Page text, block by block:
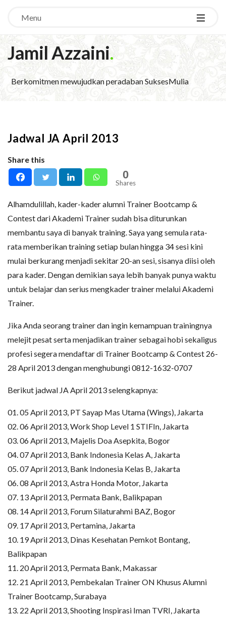
Menu
Jamil Azzaini.
Berkomitmen mewujudkan peradaban SuksesMulia
Jadwal JA April 2013
Share this
0
Shares
Alhamdulillah, kader-kader alumni Trainer Bootcamp &
Contest dari Akademi Trainer sudah bisa diturunkan
membantu saya di banyak training. Saya yang semula rata-
rata memberikan training setiap bulan hingga 34 sesi kini
mulai berkurang menjadi sekitar 20-an sesi, sisanya diisi oleh
para kader. Dengan demikian saya lebih banyak punya waktu
untuk belajar dan serius mengkader trainer melalui Akademi
Trainer.
Jika Anda seorang trainer dan ingin kemampuan trainingnya
melejit pesat serta menjadikan trainer sebagai hobi sekaligus
profesi segera mendaftar di Trainer Bootcamp & Contest 26-
28 April 2013 dengan menghubungi 0812-1632-0707
Berikut jadwal JA April 2013 selengkapnya:
01. 05 April 2013, PT Sayap Mas Utama (Wings), Jakarta
02. 06 April 2013, Work Shop Level 1 STIFIn, Jakarta
03. 06 April 2013, Majelis Doa Asepkita, Bogor
04. 07 April 2013, Bank Indonesia Kelas A, Jakarta
05. 07 April 2013, Bank Indonesia Kelas B, Jakarta
06. 08 April 2013, Astra Honda Motor, Jakarta
07. 13 April 2013, Permata Bank, Balikpapan
08. 14 April 2013, Forum Silaturahmi BAZ, Bogor
09. 17 April 2013, Pertamina, Jakarta
10. 19 April 2013, Dinas Kesehatan Pemkot Bontang,
Balikpapan
11. 20 April 2013, Permata Bank, Makassar
12. 21 April 2013, Pembekalan Trainer ON Khusus Alumni
Trainer Bootcamp, Surabaya
13. 22 April 2013, Shooting Inspirasi Iman TVRI, Jakarta